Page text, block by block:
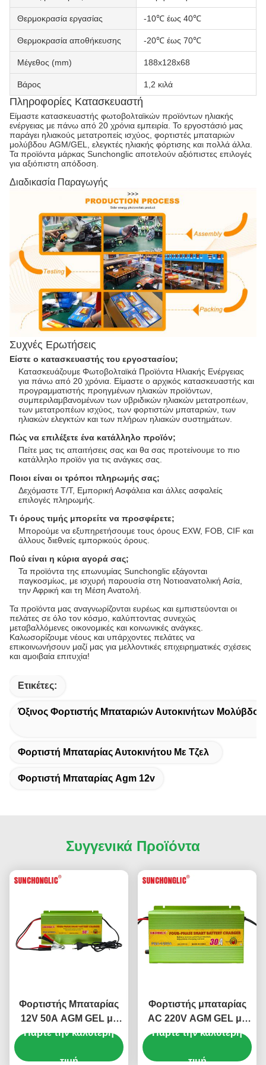
Θερμοκρασία εργασίας -10℃ έως 40℃
Θερμοκρασία αποθήκευσης -20℃ έως 70℃
Μέγεθος (mm) 188x128x68
Βάρος 1,2 κιλά
Πληροφορίες Κατασκευαστή
Είμαστε κατασκευαστής φωτοβολταϊκών προϊόντων ηλιακής
ενέργειας με πάνω από 20 χρόνια εμπειρία. Το εργοστάσιό μας
παράγει ηλιακούς μετατροπείς ισχύος, φορτιστές μπαταριών
μολύβδου AGM/GEL, ελεγκτές ηλιακής φόρτισης και πολλά άλλα.
Τα προϊόντα μάρκας Sunchonglic αποτελούν αξιόπιστες επιλογές
για αξιόπιστη απόδοση.
Διαδικασία Παραγωγής
Συχνές Ερωτήσεις
Είστε ο κατασκευαστής του εργοστασίου;
Κατασκευάζουμε Φωτοβολταϊκά Προϊόντα Ηλιακής Ενέργειας
για πάνω από 20 χρόνια. Είμαστε ο αρχικός κατασκευαστής και
προγραμματιστής προηγμένων ηλιακών προϊόντων,
συμπεριλαμβανομένων των υβριδικών ηλιακών μετατροπέων,
των μετατροπέων ισχύος, των φορτιστών μπαταριών, των
ηλιακών ελεγκτών και των πλήρων ηλιακών συστημάτων.
Πώς να επιλέξετε ένα κατάλληλο προϊόν;
Πείτε μας τις απαιτήσεις σας και θα σας προτείνουμε το πιο
κατάλληλο προϊόν για τις ανάγκες σας.
Ποιοι είναι οι τρόποι πληρωμής σας;
Δεχόμαστε T/T, Εμπορική Ασφάλεια και άλλες ασφαλείς
επιλογές πληρωμής.
Τι όρους τιμής μπορείτε να προσφέρετε;
Μπορούμε να εξυπηρετήσουμε τους όρους EXW, FOB, CIF και
άλλους διεθνείς εμπορικούς όρους.
Πού είναι η κύρια αγορά σας;
Τα προϊόντα της επωνυμίας Sunchonglic εξάγονται
παγκοσμίως, με ισχυρή παρουσία στη Νοτιοανατολική Ασία,
την Αφρική και τη Μέση Ανατολή.
Τα προϊόντα μας αναγνωρίζονται ευρέως και εμπιστεύονται οι
πελάτες σε όλο τον κόσμο, καλύπτοντας συνεχώς
μεταβαλλόμενες οικονομικές και κοινωνικές ανάγκες.
Καλωσορίζουμε νέους και υπάρχοντες πελάτες να
επικοινωνήσουν μαζί μας για μελλοντικές επιχειρηματικές σχέσεις
και αμοιβαία επιτυχία!
Ετικέτες:
Όξινος Φορτιστής Μπαταριών Αυτοκινήτων Μολύβδου
Φορτιστή Μπαταρίας Αυτοκινήτου Με Τζελ
Φορτιστή Μπαταρίας Agm 12v
Συγγενικά Προϊόντα
Φορτιστής Μπαταρίας
12V 50A AGM GEL με
Τετραβάθμια Φόρτιση
Θερμοκρασίας για
Πάρτε την καλύτερη
τιμή
Φορτιστής μπαταρίας
AC 220V AGM GEL με
τετραβάθμια φόρτιση
μπαταρίες μολύβδου-
Πάρτε την καλύτερη
τιμή